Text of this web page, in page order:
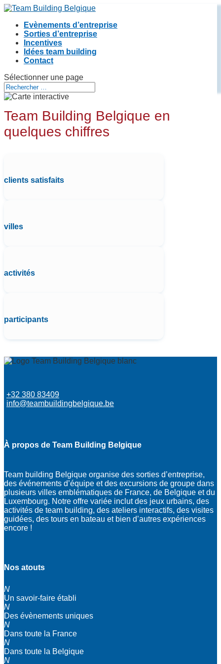
Evènements d’entreprise
Sorties d’entreprise
Incentives
Idées team building
Contact
Sélectionner une page
Team Building Belgique en
quelques chiffres
clients satisfaits
villes
activités
participants
+32 380 83409
info@teambuildingbelgique.be
À propos de Team Building Belgique
Team building Belgique organise des sorties d’entreprise,
des événements d’équipe et des excursions de groupe dans
plusieurs villes emblématiques de France, de Belgique et du
Luxembourg. Notre offre variée inclut des jeux urbains, des
activités de team building, des ateliers interactifs, des visites
guidées, des tours en bateau et bien d’autres expériences
encore !
Nos atouts
N
Un savoir-faire établi
N
Des évènements uniques
N
Dans toute la France
N
Dans toute la Belgique
N